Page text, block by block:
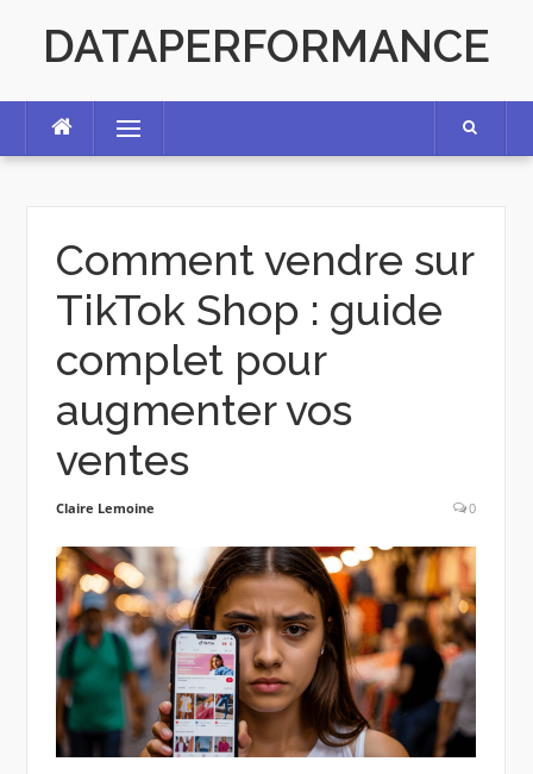
contentDATAPERFORMANCE
Menu
Comment vendre sur
TikTok Shop : guide
complet pour
augmenter vos
ventes
Claire Lemoine 0